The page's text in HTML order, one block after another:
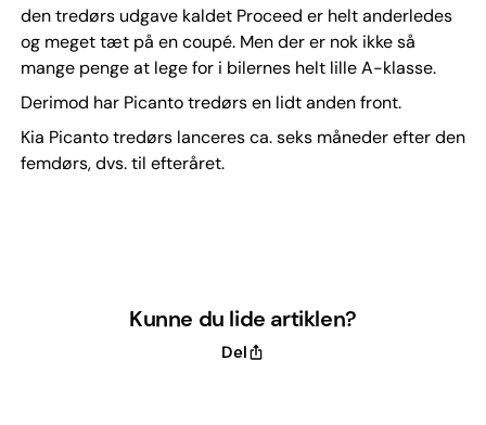
den tredørs udgave kaldet Proceed er helt anderledes
og meget tæt på en coupé. Men der er nok ikke så
mange penge at lege for i bilernes helt lille A-klasse.
Derimod har Picanto tredørs en lidt anden front.
Kia Picanto tredørs lanceres ca. seks måneder efter den
femdørs, dvs. til efteråret.
Kunne du lide artiklen?
Del